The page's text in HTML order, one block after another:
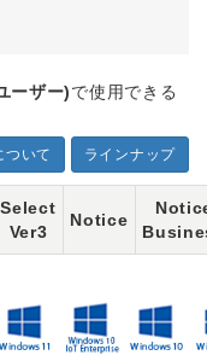
ーザー)で使用できる
ついて ラインナップ
Select
Ver3
Notice